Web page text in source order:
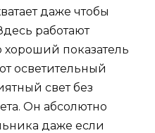
даже чтобы
работают
хороший показатель
осветительный
свет без
Он абсолютно
даже если